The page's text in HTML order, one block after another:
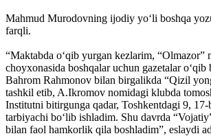
Mahmud Murodovning ijodiy yo‘li boshqa
farqli.
“Maktabda o‘qib yurgan kezlarim, “Olmazor”
choyxonasida boshqalar uchun gazetalar
Bahrom Rahmonov bilan birgalikda “Qizil
tashkil etib, A.Ikromov nomidagi klubda
Institutni bitirgunga qadar, Toshkentdagi 9,
tarbiyachi bo‘lib ishladim. Shu davrda
bilan faol hamkorlik qila boshladim”, eslaydi